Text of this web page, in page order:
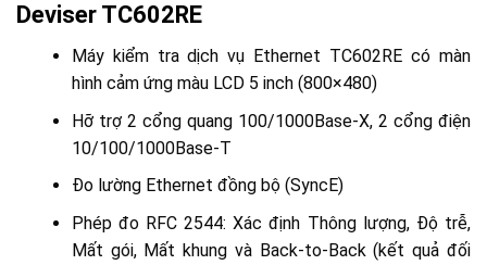
Deviser TC602RE
Máy kiểm tra dịch vụ Ethernet TC602RE có màn
hình cảm ứng màu LCD 5 inch (800×480)
Hỡ trợ 2 cổng quang 100/1000Base-X, 2 cổng điện
10/100/1000Base-T
Đo lường Ethernet đồng bộ (SyncE)
Phép đo RFC 2544: Xác định Thông lượng, Độ trễ,
Mất gói, Mất khung và Back-to-Back (kết quả đối